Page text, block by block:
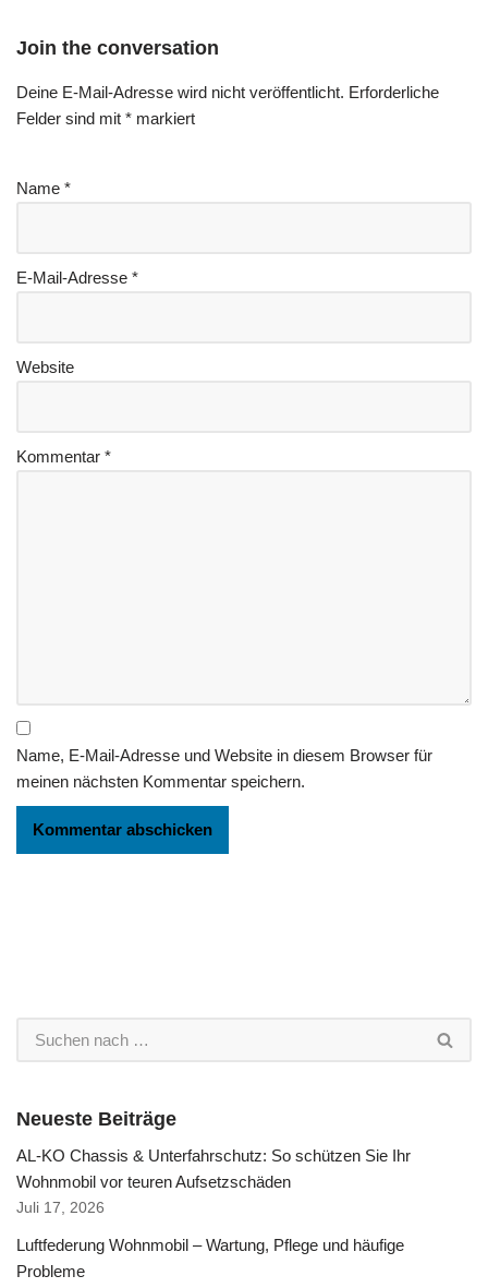
Join the conversation
Deine E-Mail-Adresse wird nicht veröffentlicht. Erforderliche
Felder sind mit * markiert
Name *
E-Mail-Adresse *
Website
Kommentar *
Name, E-Mail-Adresse und Website in diesem Browser für
meinen nächsten Kommentar speichern.
Neueste Beiträge
AL-KO Chassis & Unterfahrschutz: So schützen Sie Ihr
Wohnmobil vor teuren Aufsetzschäden
Juli 17, 2026
Luftfederung Wohnmobil – Wartung, Pflege und häufige
Probleme